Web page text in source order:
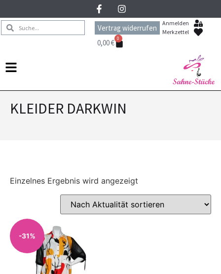
Vertrag widerrufen
Anmelden
Merkzettel
0,00€ 0
KLEIDER DARKWIN
Einzelnes Ergebnis wird angezeigt
-31%